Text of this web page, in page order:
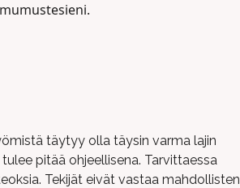
täytyy olla täysin varma lajin
pitää ohjeellisena. Tarvittaessa
Tekijät eivät vastaa mahdollisten